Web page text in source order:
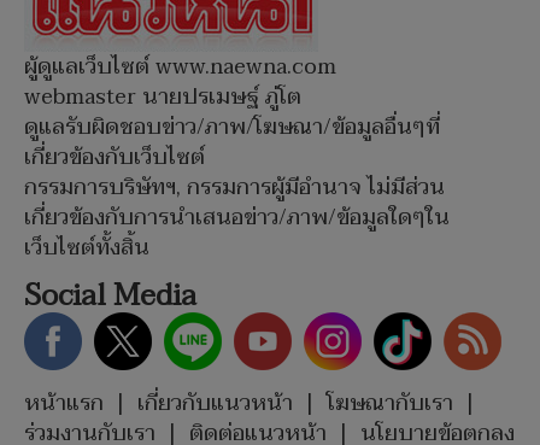
ผู้ดูแลเว็บไซต์ www.naewna.com
webmaster นายปรเมษฐ์ ภู่โต
ดูแลรับผิดชอบข่าว/ภาพ/โฆษณา/ข้อมูลอื่นๆที่
เกี่ยวข้องกับเว็บไซต์
กรรมการบริษัทฯ, กรรมการผู้มีอำนาจ ไม่มีส่วน
เกี่ยวข้องกับการนำเสนอข่าว/ภาพ/ข้อมูลใดๆใน
เว็บไซต์ทั้งสิ้น
Social Media
หน้าแรก | เกี่ยวกับแนวหน้า | โฆษณากับเรา |
ร่วมงานกับเรา | ติดต่อแนวหน้า | นโยบายข้อตกลง